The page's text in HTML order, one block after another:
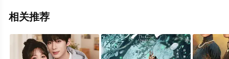
相关推荐